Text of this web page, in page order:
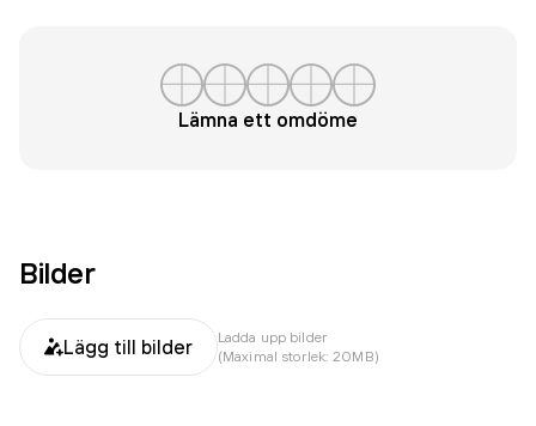
Lämna ett omdöme
Bilder
Lägg till bilder
Ladda upp bilder
(Maximal storlek: 20MB)